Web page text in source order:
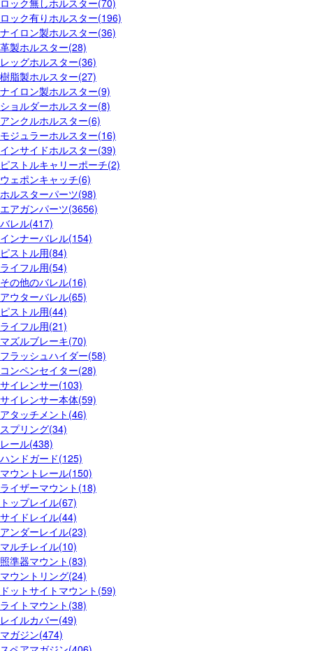
ロック有りホルスター(196)
ナイロン製ホルスター(36)
革製ホルスター(28)
レッグホルスター(36)
樹脂製ホルスター(27)
ナイロン製ホルスター(9)
ショルダーホルスター(8)
アンクルホルスター(6)
モジュラーホルスター(16)
インサイドホルスター(39)
ピストルキャリーポーチ(2)
ウェポンキャッチ(6)
ホルスターパーツ(98)
エアガンパーツ(3656)
バレル(417)
インナーバレル(154)
ピストル用(84)
ライフル用(54)
その他のバレル(16)
アウターバレル(65)
ピストル用(44)
ライフル用(21)
マズルブレーキ(70)
フラッシュハイダー(58)
コンペンセイター(28)
サイレンサー(103)
サイレンサー本体(59)
アタッチメント(46)
スプリング(34)
レール(438)
ハンドガード(125)
マウントレール(150)
ライザーマウント(18)
トップレイル(67)
サイドレイル(44)
アンダーレイル(23)
マルチレイル(10)
照準器マウント(83)
マウントリング(24)
ドットサイトマウント(59)
ライトマウント(38)
レイルカバー(49)
マガジン(474)